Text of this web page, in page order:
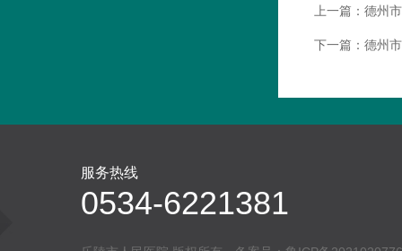
上一篇： 德州
下一篇： 德州
服务热线
0534-6221381